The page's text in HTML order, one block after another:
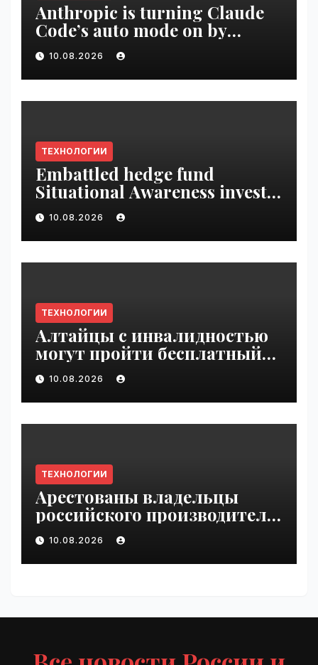
Anthropic is turning Claude
Code’s auto mode on by
default | VseTime.ru
10.08.2026
ТЕХНОЛОГИИ
Embattled hedge fund
Situational Awareness invests
$400M in chip startup Source
Foundry | VseTime.ru
10.08.2026
ТЕХНОЛОГИИ
Алтайцы с инвалидностью
могут пройти бесплатный
обучающий курс по ИИ |
VseTime.ru
10.08.2026
ТЕХНОЛОГИИ
Арестованы владельцы
российского производителя
БПЛА | VseTime.ru
10.08.2026